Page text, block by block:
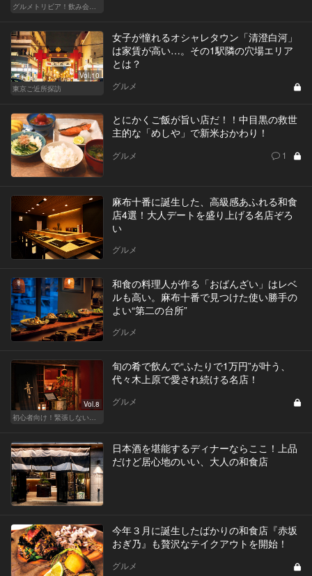
グルメトリビア！飲み会やデートで会話のネタになるQ＆A
Vol.10
東京ご近所探訪
女子が憧れるオシャレタウン「清澄白河」
は家賃が高い…。その1駅隣の穴場エリア
とは？
グルメ
とにかくご飯が旨い店だ！！中目黒の救世
主的な「めしや」で新米おかわり！
グルメ 1
麻布十番に誕生した、高級感あふれる和食
店4選！大人デートを盛り上げる名店ぞろ
い
グルメ
和食の料理人が作る「おばんざい」はレベ
ルも高い。麻布十番で見つけた使い勝手の
よい“第二の台所”
グルメ
Vol.8
初心者向け！緊張しない東京デートプラン
旬の肴で飲んで“ふたりで1万円”が叶う、
代々木上原で愛され続ける名店！
グルメ
日本酒を堪能するディナーならここ！上品
だけど居心地のいい、大人の和食店
今年３月に誕生したばかりの和食店『赤坂
おぎ乃』も贅沢なテイクアウトを開始！
グルメ